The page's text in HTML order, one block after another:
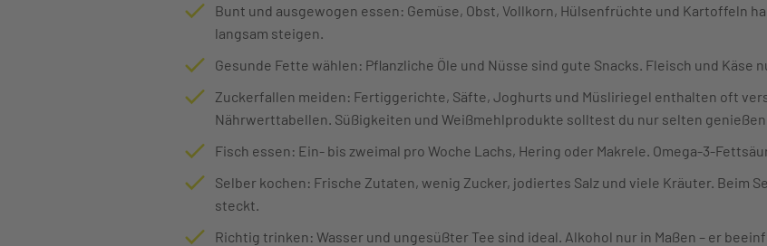
Bunt und ausgewogen essen: Gemüse, Obst, Vollkorn, Hülsenfrüchte und Kartoffeln
langsam steigen.
Gesunde Fette wählen: Pflanzliche Öle und Nüsse sind gute Snacks. Fleisch und Käse
Zuckerfallen meiden: Fertiggerichte, Säfte, Joghurts und Müsliriegel enthalten oft
Nährwerttabellen. Süßigkeiten und Weißmehlprodukte solltest du nur selten genießen.
Fisch essen: Ein- bis zweimal pro Woche Lachs, Hering oder Makrele. Omega-3-
Selber kochen: Frische Zutaten, wenig Zucker, jodiertes Salz und viele Kräuter. Beim
steckt.
Richtig trinken: Wasser und ungesüßter Tee sind ideal. Alkohol nur in Maßen – er